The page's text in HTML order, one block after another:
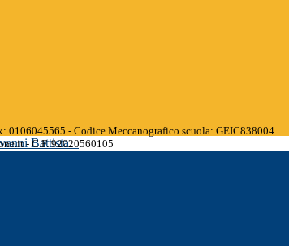
Battista
0106045565 - Codice Meccanografico scuola: GEIC838004
- C.F. 92020560105